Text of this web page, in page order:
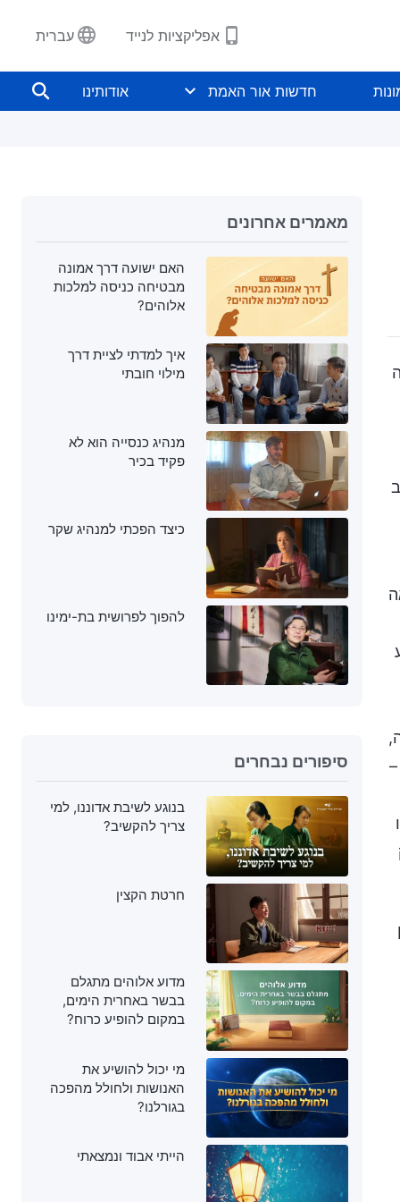
אפליקציות לנייד עברית
חדשות אור האמת אודותינו
מאמרים אחרונים
האם ישועה דרך אמונה
מבטיחה כניסה למלכות
אלוהים?
איך למדתי לציית דרך
מילוי חובתי
מנהיג כנסייה הוא לא
פקיד בכיר
כיצד הפכתי למנהיג שקר
להפוך לפרושית בת-ימינו
סיפורים נבחרים
בנוגע לשיבת אדוננו, למי
צריך להקשיב?
חרטת הקצין
מדוע אלוהים מתגלם
בבשר באחרית הימים,
במקום להופיע כרוח?
מי יכול להושיע את
האנושות ולחולל מהפכה
בגורלנו?
הייתי אבוד ונמצאתי